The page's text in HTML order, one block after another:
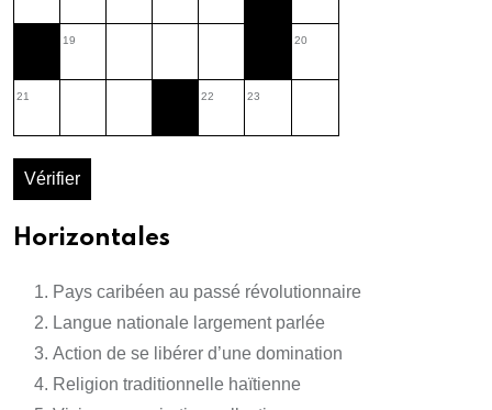
19 20
21 22 23
Vérifier
Horizontales
Pays caribéen au passé révolutionnaire
Langue nationale largement parlée
Action de se libérer d’une domination
Religion traditionnelle haïtienne